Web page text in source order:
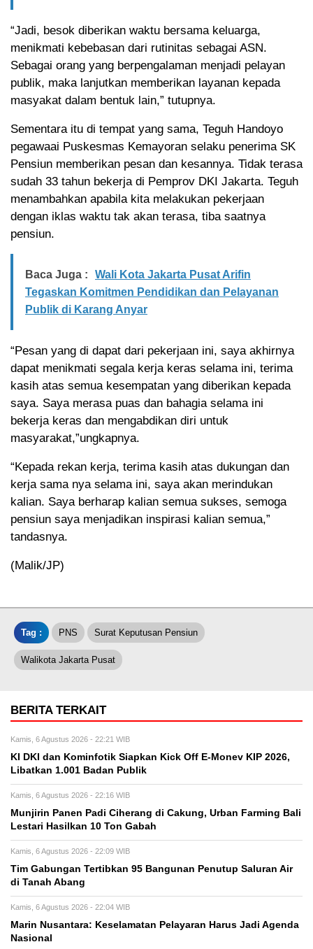
“Jadi, besok diberikan waktu bersama keluarga,
menikmati kebebasan dari rutinitas sebagai ASN.
Sebagai orang yang berpengalaman menjadi pelayan
publik, maka lanjutkan memberikan layanan kepada
masyakat dalam bentuk lain,” tutupnya.
Sementara itu di tempat yang sama, Teguh Handoyo
pegawaai Puskesmas Kemayoran selaku penerima SK
Pensiun memberikan pesan dan kesannya. Tidak terasa
sudah 33 tahun bekerja di Pemprov DKI Jakarta. Teguh
menambahkan apabila kita melakukan pekerjaan
dengan iklas waktu tak akan terasa, tiba saatnya
pensiun.
Baca Juga :
Wali Kota Jakarta Pusat Arifin
Tegaskan Komitmen Pendidikan dan Pelayanan
Publik di Karang Anyar
“Pesan yang di dapat dari pekerjaan ini, saya akhirnya
dapat menikmati segala kerja keras selama ini, terima
kasih atas semua kesempatan yang diberikan kepada
saya. Saya merasa puas dan bahagia selama ini
bekerja keras dan mengabdikan diri untuk
masyarakat,”ungkapnya.
“Kepada rekan kerja, terima kasih atas dukungan dan
kerja sama nya selama ini, saya akan merindukan
kalian. Saya berharap kalian semua sukses, semoga
pensiun saya menjadikan inspirasi kalian semua,”
tandasnya.
(Malik/JP)
Tag : PNS Surat Keputusan Pensiun
Walikota Jakarta Pusat
BERITA TERKAIT
Kamis, 6 Agustus 2026 - 22:21 WIB
KI DKI dan Kominfotik Siapkan Kick Off E-Monev KIP 2026,
Libatkan 1.001 Badan Publik
Kamis, 6 Agustus 2026 - 22:16 WIB
Munjirin Panen Padi Ciherang di Cakung, Urban Farming Bali
Lestari Hasilkan 10 Ton Gabah
Kamis, 6 Agustus 2026 - 22:09 WIB
Tim Gabungan Tertibkan 95 Bangunan Penutup Saluran Air
di Tanah Abang
Kamis, 6 Agustus 2026 - 22:04 WIB
Marin Nusantara: Keselamatan Pelayaran Harus Jadi Agenda
Nasional